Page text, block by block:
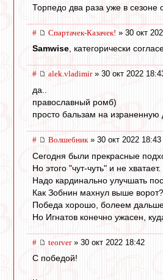
Торпедо два раза уже в
# Спартачек-Казачек! » 30 окт
Samwise, категорически
# alek.vladimir» 30 окт 2022
да..
православный ромб)
просто бальзам на израненную
# Волшебник» 30 окт 2022 18:43
Сегодня были прекрасные
Но этого "чут-чуть" и не хватает.
Надо кардинально улучшать
Как Зобнин махнул выше ворот?
Победа хорошо, болеем
Но Игнатов конечно ужасен,
# teorver» 30 окт 2022 18:42
С победой!